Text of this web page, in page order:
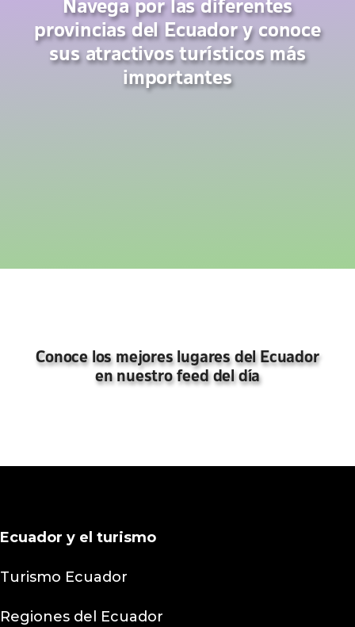
Navega por las diferentes
provincias del Ecuador y conoce
sus atractivos turísticos más
importantes
Conoce los mejores lugares del Ecuador
en nuestro feed del día
Ecuador y el turismo
Turismo Ecuador
Regiones del Ecuador